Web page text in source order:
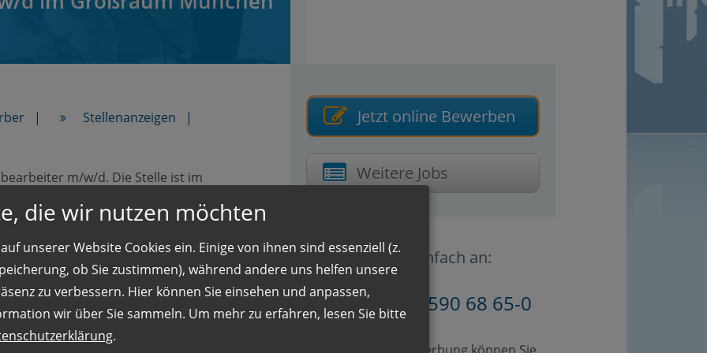
Stellenanzeigen
m/w/d. Die Stelle ist im
zur Übernahme zu besetzen.
bearbeitet
Sie
Jetzt online Bewerben
Weitere Jobs
Rufen Sie uns einfach an:
+49 (0)89 590 68 65-0
die wir nutzen möchten
unserer Website Cookies ein. Einige von ihnen sind essenziell (z.
ob Sie zustimmen), während andere uns helfen unsere
zu verbessern. Hier können Sie einsehen und anpassen,
wir über Sie sammeln. Um mehr zu erfahren, lesen Sie bitte
.